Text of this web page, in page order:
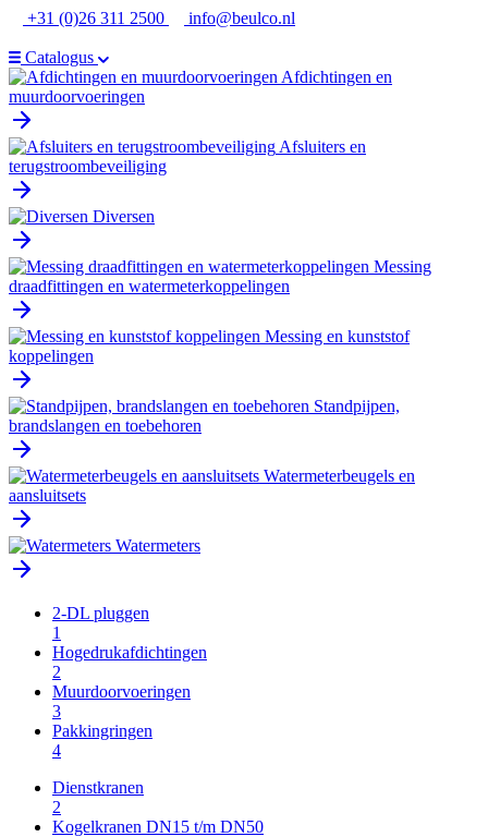
Ga
de
inhoud
+31 (0)26 311 2500 info@beulco.nl
Catalogus
Afdichtingen en
muurdoorvoeringen
Afsluiters en
terugstroombeveiliging
Diversen
Messing
draadfittingen en watermeterkoppelingen
Messing en kunststof
koppelingen
Standpijpen,
brandslangen en toebehoren
Watermeterbeugels en
aansluitsets
Watermeters
2-DL pluggen
1
Hogedrukafdichtingen
2
Muurdoorvoeringen
3
Pakkingringen
4
Dienstkranen
2
Kogelkranen DN15 t/m DN50